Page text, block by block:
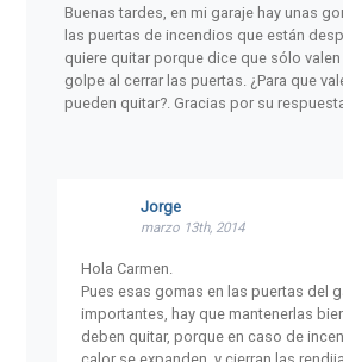
Buenas tardes, en mi garaje hay unas
las puertas de incendios que están
quiere quitar porque dice que sólo valen
golpe al cerrar las puertas. ¿Para que
pueden quitar?. Gracias por su
Jorge
marzo 13th, 2014
Hola Carmen.
Pues esas gomas en las puertas del
importantes, hay que mantenerlas
deben quitar, porque en caso de